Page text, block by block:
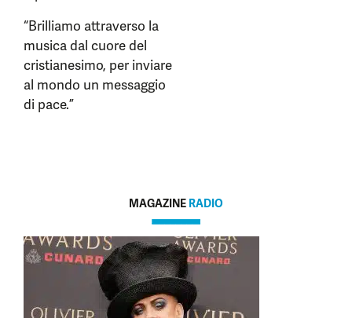
“Brilliamo attraverso la
musica dal cuore del
cristianesimo, per inviare
al mondo un messaggio
di pace.”
MAGAZINE RADIO